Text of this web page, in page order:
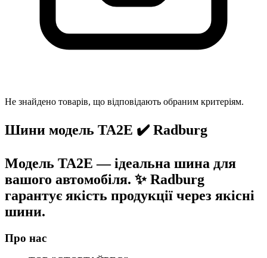
Не знайдено товарів, що відповідають обраним критеріям.
Шини модель TA2E ✔️ Radburg
Модель TA2E — ідеальна шина для
вашого автомобіля. ✨ Radburg
гарантує якість продукції через якісні
шини.
Про нас